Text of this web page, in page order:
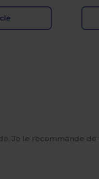
Je le recommande